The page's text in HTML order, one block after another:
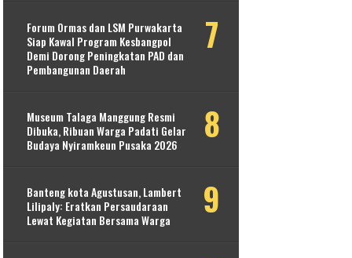
Forum Ormas dan LSM Purwakarta
Siap Kawal Program Kesbangpol
Demi Dorong Peningkatan PAD dan
Pembangunan Daerah
Museum Talaga Manggung Resmi
Dibuka, Ribuan Warga Padati Gelar
Budaya Nyiramkeun Pusaka 2026
Banteng kota Agustusan, Lambert
Lilipaly: Eratkan Persaudaraan
Lewat Kegiatan Bersama Warga